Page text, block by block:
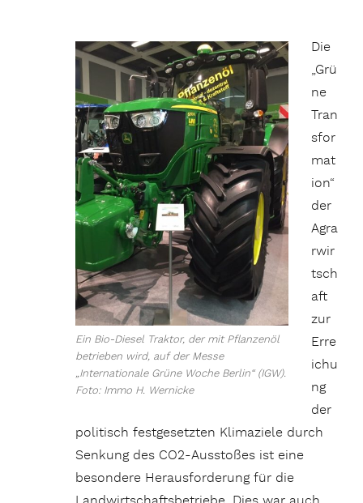
Ein Bio-Diesel Traktor, der mit Pflanzenöl
betrieben wird, auf der Messe
„Internationale Grüne Woche Berlin“ (IGW).
Foto: Immo H. Wernicke
Die
„Grü
ne
Tran
sfor
mat
ion“
der
Agra
rwir
tsch
aft
zur
Erre
ichu
ng
der
politisch festgesetzten Klimaziele durch
Senkung des CO2-Ausstoßes ist eine
besondere Herausforderung für die